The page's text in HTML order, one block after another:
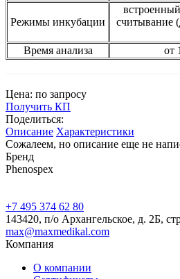
Режимы инкубации
считывание
Время анализа
от
Цена: по запросу
Получить КП
Поделиться:
Описание Характеристики
Сожалеем, но описание еще не
Бренд
Phenospex
+7 495 374 62 80
143420, п/о Архангельское, д. 2Б,
max@maxmedikal.com
Компания
О компании